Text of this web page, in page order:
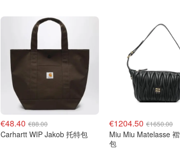
€48.40 €88.00
Carhartt WIP Jakob 托特包
€1204.50 €1650.00
Miu Miu Matelasse
包